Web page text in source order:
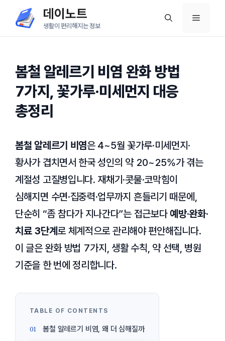
츠
데이노트
생활이 편리해지는 정보
메
봄철 알레르기 비염 완화 방법
7가지, 꽃가루·미세먼지 대응
총정리
봄철 알레르기 비염은 4~5월 꽃가루·미세먼지·
황사가 겹치면서 한국 성인의 약 20~25%가 겪는
계절성 고질병입니다. 재채기·콧물·코막힘이
심해지면 수면·집중력·업무까지 흔들리기 때문에,
단순히 “좀 참다가 지나간다”는 접근보다예방·완화·
치료 3단계로 체계적으로 관리해야 편안해집니다.
이 글은 완화 방법 7가지, 생활 수칙, 약 선택, 병원
기준을 한 번에 정리합니다.
봄철 알레르기 비염, 왜 더 심해질까